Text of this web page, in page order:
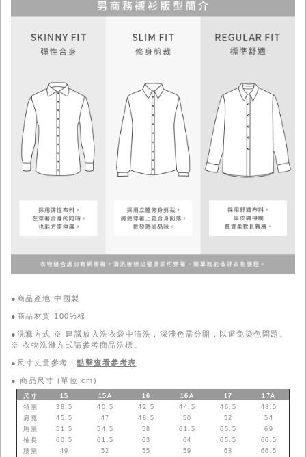
●商品產地 中國製
●商品材質 100%棉
●洗滌方式 ※ 建議放入洗衣袋中清洗，深淺色需分開，以避免染色問題。
※ 衣物洗滌方式請參考商品洗標。
●尺寸丈量參考： 點擊查看參考表
● 商品尺寸 (單位:cm)
尺寸 15 15A 16 16A 17
17A
領圍
38.5 40.5 42.5 44.5 46.5
48.5
肩寬
45.5 47 48.5 50 52
54
胸圍
51.5 54.5 58 61.5 65.5
69
袖長
60.5 61.5 63 64 65.5
66.5
腰圍
49 52 55 59 63 66.5